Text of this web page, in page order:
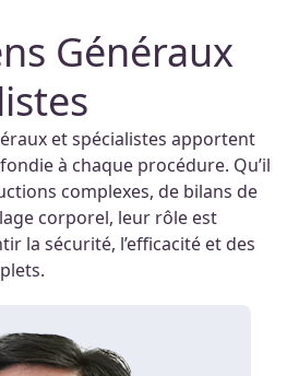
Généraux
et spécialistes apportent
à chaque procédure. Qu’il
complexes, de bilans de
corporel, leur rôle est
la sécurité, l’efficacité et des